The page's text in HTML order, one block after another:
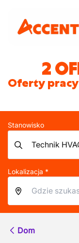
2
Oferty pracy
Stanowisko
Lokalizacja *
Dom